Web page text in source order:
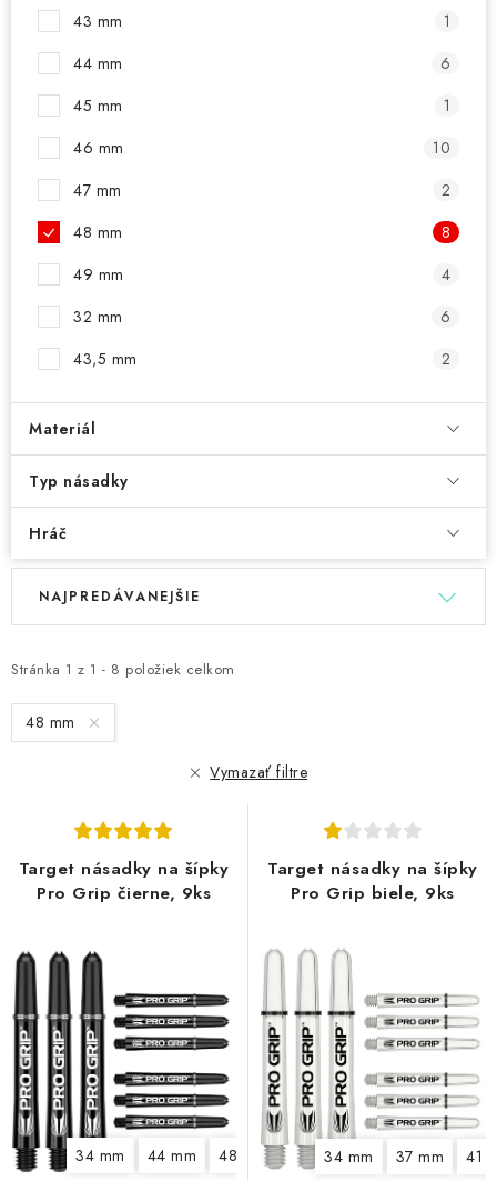
43 mm
1
44 mm
6
45 mm
1
46 mm
10
47 mm
2
48 mm
8
49 mm
4
32 mm
6
43,5 mm
2
Materiál
Typ násadky
Hráč
V
i
s
p
u
o
v
Stránka 1 z 1 - 8 položiek celkom
R
e
n
i
o
k
t
o
v
NAJPREDÁVANEJŠIE
48 mm
Vymazať filtre
Target násadky na šípky
Pro Grip čierne, 9ks
34 mm 44 mm 48 mm
Target násadky na šípky
Pro Grip biele, 9ks
34 mm 37 mm 41